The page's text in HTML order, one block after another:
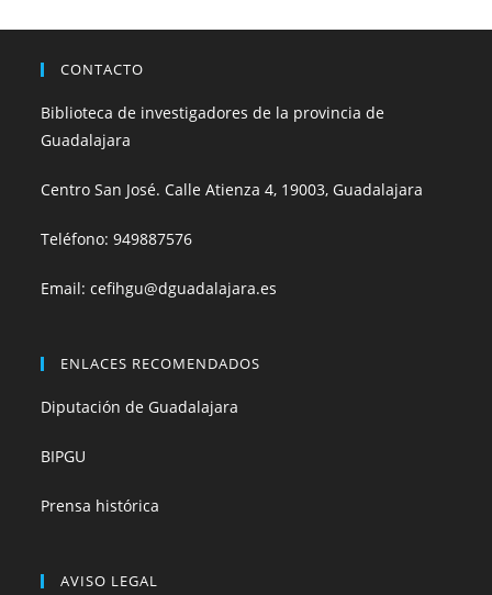
CONTACTO
Biblioteca de investigadores de la provincia de
Guadalajara
Centro San José. Calle Atienza 4, 19003, Guadalajara
Teléfono:949887576
Email:cefihgu@dguadalajara.es
ENLACES RECOMENDADOS
Diputación de Guadalajara
BIPGU
Prensa histórica
AVISO LEGAL